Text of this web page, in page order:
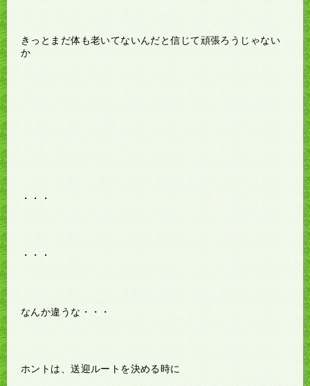
きっとまだ体も老いてないんだと信じて頑張ろうじゃない
か
・・・
・・・
なんか違うな・・・
ホントは、送迎ルートを決める時に